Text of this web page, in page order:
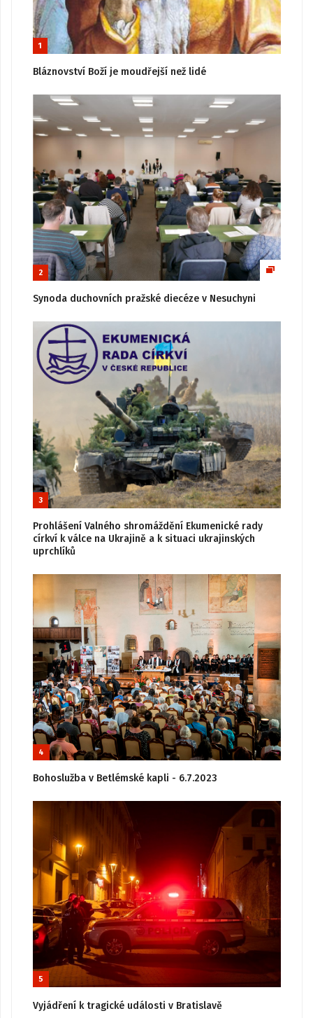
1
Bláznovství Boží je moudřejší než lidé
2
Synoda duchovních pražské diecéze v Nesuchyni
3
Prohlášení Valného shromáždění Ekumenické rady
církví k válce na Ukrajině a k situaci ukrajinských
uprchlíků
4
Bohoslužba v Betlémské kapli - 6.7.2023
5
Vyjádření k tragické události v Bratislavě